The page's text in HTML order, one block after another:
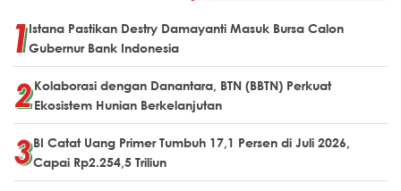
Istana Pastikan Destry Damayanti Masuk Bursa Calon
Gubernur Bank Indonesia
Kolaborasi dengan Danantara, BTN (BBTN) Perkuat
Ekosistem Hunian Berkelanjutan
BI Catat Uang Primer Tumbuh 17,1 Persen di Juli 2026,
Capai Rp2.254,5 Triliun